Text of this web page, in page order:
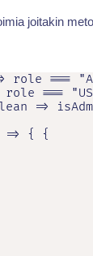
joitakin
===
===
=>
=> { {